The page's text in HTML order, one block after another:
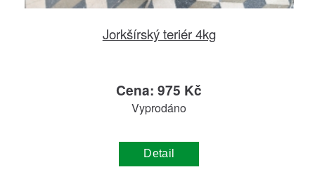
Jorkšírský teriér 4kg
Cena: 975 Kč
Vyprodáno
Detail